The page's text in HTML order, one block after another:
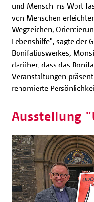
und Mensch ins Wort
von Menschen
Wegzeichen,
Lebenshilfe", sagte der
Bonifatiuswerkes,
darüber, dass das
Veranstaltungen
renomierte
Ausstellung